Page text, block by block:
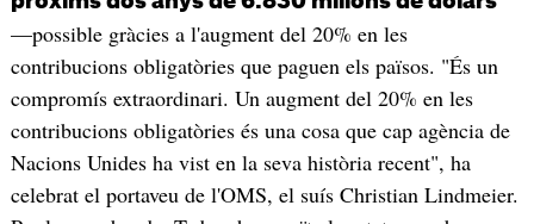
—possible gràcies a l'augment del 20% en les
contribucions obligatòries que paguen els països. "És un
compromís extraordinari. Un augment del 20% en les
contribucions obligatòries és una cosa que cap agència de
Nacions Unides ha vist en la seva història recent", ha
celebrat el portaveu de l'OMS, el suís Christian Lindmeier.